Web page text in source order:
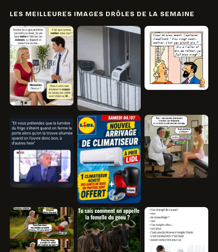
LES MEILLEURES IMAGES DRÔLES DE LA SEMAINE